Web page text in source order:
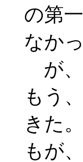
の第
なか
が、
もう
きた
もが